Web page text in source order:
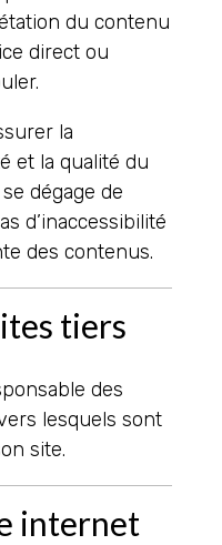
du contenu
direct ou
la
et la qualité du
dégage de
d’inaccessibilité
des contenus.
tiers
des
lesquels sont
site.
internet